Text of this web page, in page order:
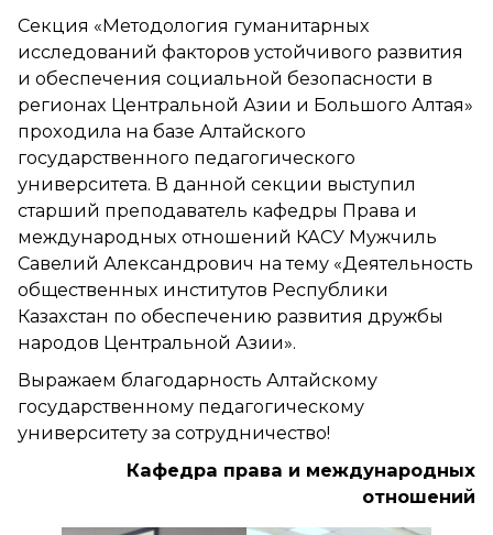
Секция «Методология гуманитарных
исследований факторов устойчивого развития
и обеспечения социальной безопасности в
регионах Центральной Азии и Большого Алтая»
проходила на базе Алтайского
государственного педагогического
университета. В данной секции выступил
старший преподаватель кафедры Права и
международных отношений КАСУ Мужчиль
Савелий Александрович на тему «Деятельность
общественных институтов Республики
Казахстан по обеспечению развития дружбы
народов Центральной Азии».
Выражаем благодарность Алтайскому
государственному педагогическому
университету за сотрудничество!
Кафедра права и международных
отношений